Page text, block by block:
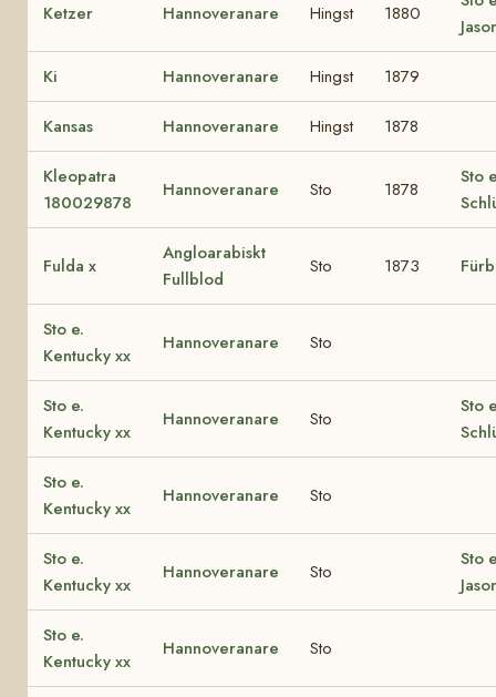
Ketzer Hannoveranare Hingst 1880
Ki Hannoveranare Hingst 1879
Kansas Hannoveranare Hingst 1878
Kleopatra
180029878
Hannoveranare Sto 1878
Sto
Fulda x
Angloarabiskt
Fullblod
Sto 1873
Sto e.
Kentucky xx
Hannoveranare Sto
Sto e.
Kentucky xx
Hannoveranare Sto
Sto
Sto e.
Kentucky xx
Hannoveranare Sto
Sto e.
Kentucky xx
Hannoveranare Sto
Sto
Sto e.
Kentucky xx
Hannoveranare Sto